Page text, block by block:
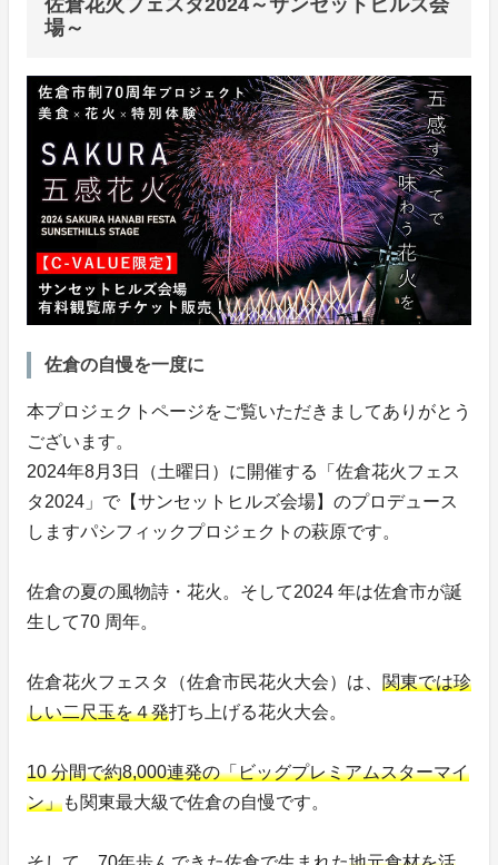
場～
佐倉の自慢を一度に
本プロジェクトページをご覧いただきましてありがとう
ございます。
2024年8月3日（土曜日）に開催する「佐倉花火フェス
タ2024」で【サンセットヒルズ会場】のプロデュース
しますパシフィックプロジェクトの萩原です。
佐倉の夏の風物詩・花火。そして2024 年は佐倉市が誕
生して70 周年。
佐倉花火フェスタ（佐倉市民花火大会）は、 関東では珍
しい二尺玉を４発打ち上げる花火大会。
10 分間で約8,000連発の「ビッグプレミアムスターマイ
ン」も関東最大級で佐倉の自慢です。